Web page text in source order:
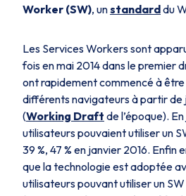
Worker (SW), unstandarddu
Les Services Workers sont
fois en mai 2014 dans le premier
ont rapidement commencé à
différents navigateurs à partir de
(Working Draft de l’époque).
utilisateurs pouvaient utiliser un
39 %, 47 % en janvier 2016. Enfin
que la technologie est adoptée
utilisateurs pouvant utiliser un SW